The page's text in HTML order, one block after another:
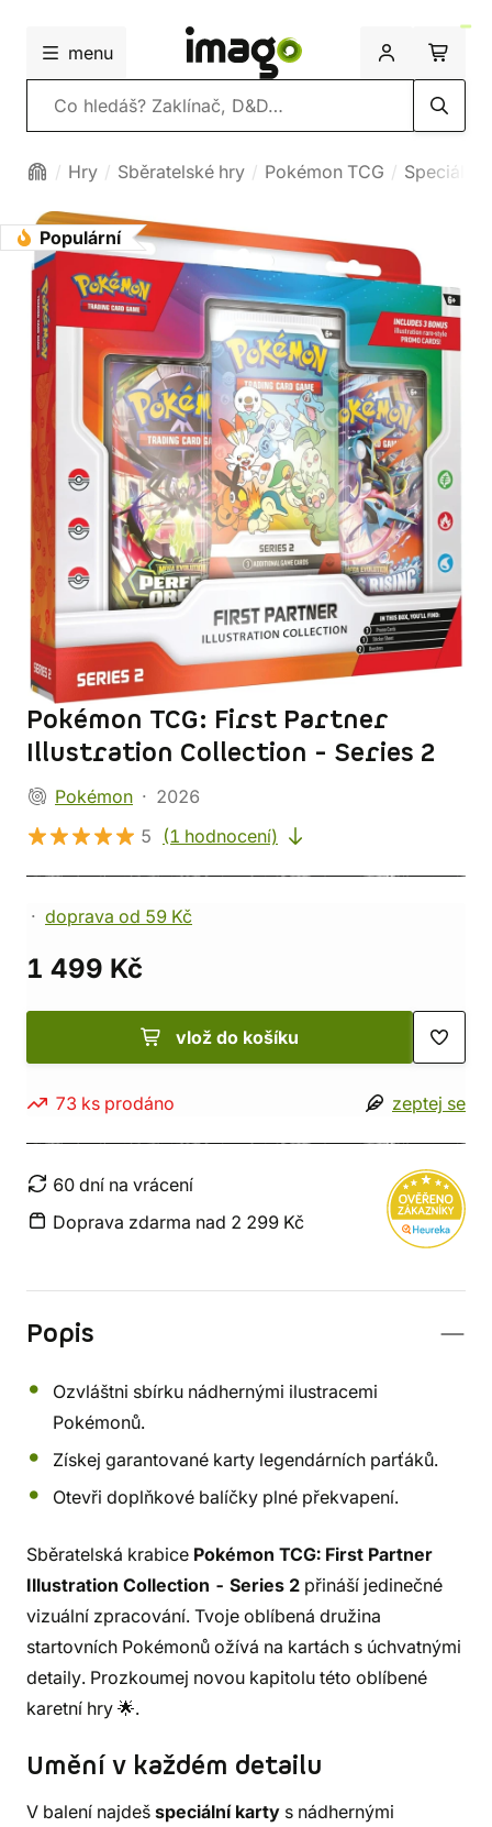
menu
Vyhledávání
Hry Sběratelské hry Pokémon TCG Speciální
Populární
Pokémon TCG: First Partner
Illustration Collection - Series 2
Pokémon
2026
5
(1 hodnocení)
doprava od 59 Kč
1 499 Kč
vlož do košíku
73 ks prodáno zeptej se
60 dní na vrácení
Doprava zdarma nad 2 299 Kč
Popis
Ozvláštni sbírku nádhernými ilustracemi
Pokémonů.
Získej garantované karty legendárních parťáků.
Otevři doplňkové balíčky plné překvapení.
Sběratelská krabice Pokémon TCG: First Partner
Illustration Collection - Series 2 přináší jedinečné
vizuální zpracování. Tvoje oblíbená družina
startovních Pokémonů ožívá na kartách s úchvatnými
detaily. Prozkoumej novou kapitolu této oblíbené
karetní hry 🌟.
Umění v každém detailu
V balení najdeš speciální karty s nádhernými